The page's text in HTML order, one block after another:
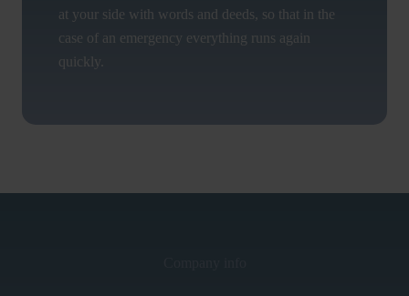
at your side with words and deeds, so that in the
case of an emergency everything runs again
quickly.